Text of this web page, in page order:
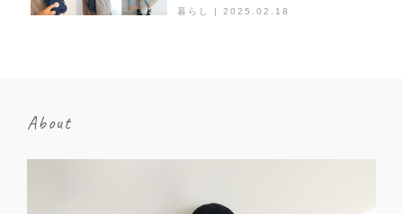
暮らし | 2025.02.18
About